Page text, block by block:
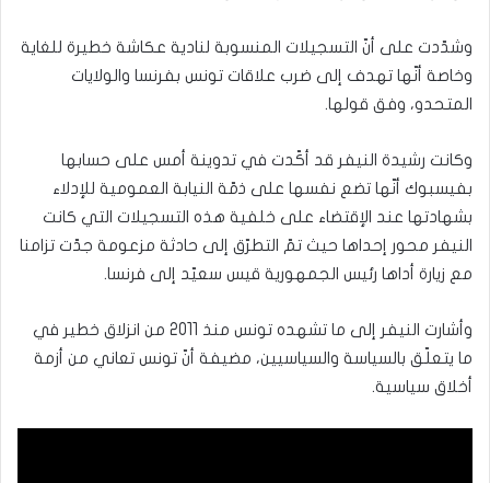
وشدّدت على أنّ التسجيلات المنسوبة لنادية عكاشة خطيرة للغاية
وخاصة أنّها تهدف إلى ضرب علاقات تونس بفرنسا والولايات
المتحدو، وفق قولها.
وكانت رشيدة النيفر قد أكّدت في تدوينة أمس على حسابها
بفيسبوك أنّها تضع نفسها على ذمّة النيابة العمومية للإدلاء
بشهادتها عند الإقتضاء على خلفية هذه التسجيلات التي كانت
النيفر محور إحداها حيث تمّ التطرّق إلى حادثة مزعومة جدّت تزامنا
مع زيارة أداها رئيس الجمهورية قيس سعيّد إلى فرنسا.
وأشارت النيفر إلى ما تشهده تونس منذ 2011 من انزلاق خطير في
ما يتعلّق بالسياسة والسياسيين، مضيفة أنّ تونس تعاني من أزمة
أخلاق سياسية.